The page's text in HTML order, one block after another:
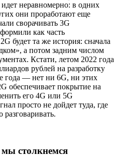
неравномерно: в одних
они проработают еще
сворачивать 3G
как часть
будет та же история: сначала
а потом задним числом
Кстати, летом 2022 года
рублей на разработку
года — нет ни 6G, ни этих
обеспечивает покрытие на
его 4G или 5G
просто не дойдет туда, где
столкнемся